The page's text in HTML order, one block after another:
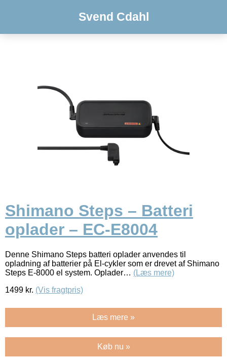
Svend Cdahl
Shimano Steps – Batteri
oplader – EC-E8004
Denne Shimano Steps batteri oplader anvendes til
opladning af batterier på El-cykler som er drevet af Shimano
Steps E-8000 el system. Oplader… (Læs mere)
1499 kr. (Vis fragtpris)
Læs mere »
Køb nu »